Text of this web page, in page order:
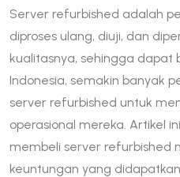
Server refurbished adalah
diproses ulang, diuji, dan
kualitasnya, sehingga dapat
Indonesia, semakin banyak
server refurbished untuk
operasional mereka. Artikel
membeli server refurbished
keuntungan yang